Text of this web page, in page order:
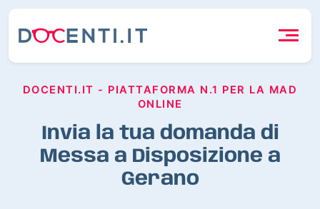
DOCENTI.IT - PIATTAFORMA N.1 PER LA MAD
ONLINE
Invia la tua domanda di
Messa a Disposizione a
Gerano